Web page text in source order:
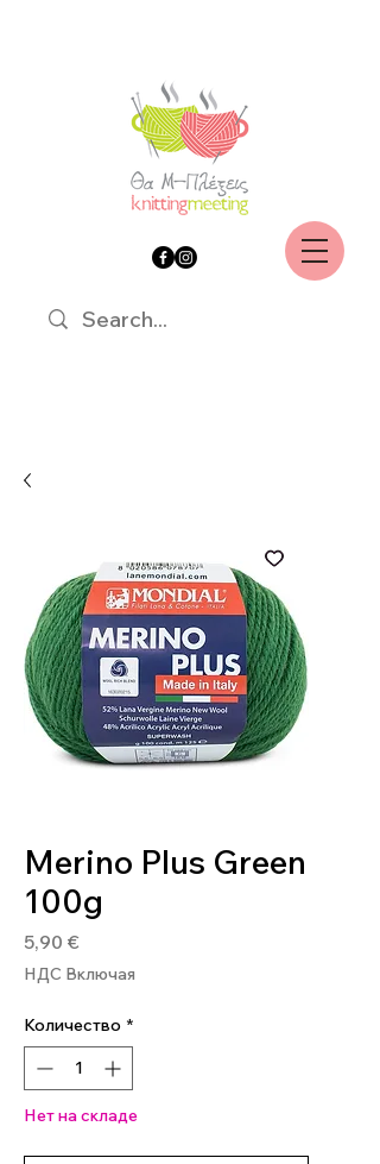
Merino Plus Green
100g
5,90 €
НДС Включая
Количество *
Нет на складе